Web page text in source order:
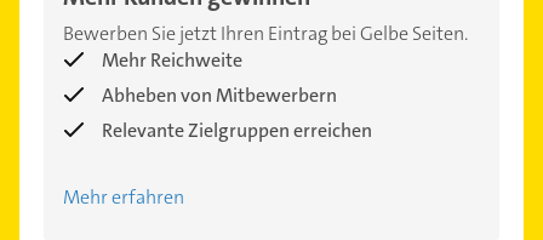
Bewerben Sie jetzt Ihren Eintrag bei Gelbe Seiten.
Mehr Reichweite
Abheben von Mitbewerbern
Relevante Zielgruppen erreichen
Mehr erfahren